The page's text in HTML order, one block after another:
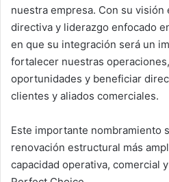
nuestra empresa. Con su
directiva y liderazgo enfocado
en que su integración será un
fortalecer nuestras
oportunidades y beneficiar
clientes y aliados comerciales.
Este importante nombramiento
renovación estructural más
capacidad operativa, comercial